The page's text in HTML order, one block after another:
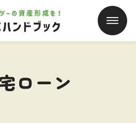
ローン